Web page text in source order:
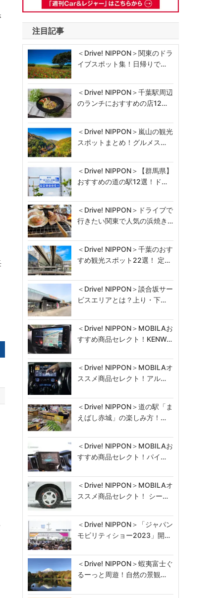
注目記事
＜Drive! NIPPON＞関東のドラ
イブスポット集！日帰りで…
＜Drive! NIPPON＞千葉駅周辺
のランチにおすすめの店12…
＜Drive! NIPPON＞嵐山の観光
スポットまとめ！グルメス…
＜Drive! NIPPON＞【群馬県】
おすすめの道の駅12選！ド…
＜Drive! NIPPON＞ドライブで
行きたい関東で人気の浜焼き…
＜Drive! NIPPON＞千葉のおす
すめ観光スポット22選！ 定…
＜Drive! NIPPON＞談合坂サー
ビスエリアとは？上り・下…
＜Drive! NIPPON＞MOBILAお
すすめ商品セレクト！KENW…
＜Drive! NIPPON＞MOBILAオ
ススメ商品セレクト！アル…
＜Drive! NIPPON＞道の駅「ま
えばし赤城」の楽しみ方！…
＜Drive! NIPPON＞MOBILAお
すすめ商品セレクト！パイ…
＜Drive! NIPPON＞MOBILAオ
ススメ商品セレクト！ シー…
＜Drive! NIPPON＞「ジャパン
モビリティショー2023」開…
＜Drive! NIPPON＞蝦夷富士ぐ
るーっと周遊！自然の景観…